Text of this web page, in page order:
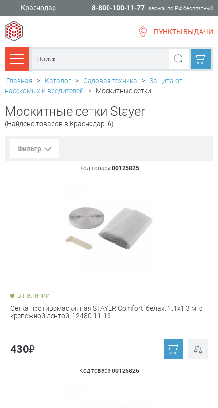
Краснодар 8-800-100-11-77 звонок по РФ бесплатный
ПУНКТЫ ВЫДАЧИ
Каталог товаров
Главная > Каталог > Садовая техника > Защита от
насекомых и вредителей
> Москитные сетки
Москитные сетки Stayer
(Найдено товаров в Краснодар: 6)
Фильтр
Показать только
Stayer
Код товара 00125825
в наличии
Сетка противомаскитная STAYER Comfort, белая, 1,1х1,3 м, с
крепежной лентой, 12480-11-13
430₽
Код товара 00125826